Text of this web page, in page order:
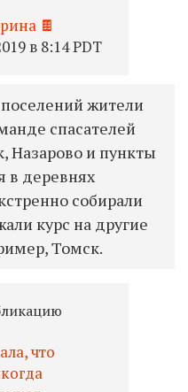
🍫
в 8:14 PDT
жители
спасателей
Назарово и пункты
в деревнях
собирали
курс на другие
Томск.
что